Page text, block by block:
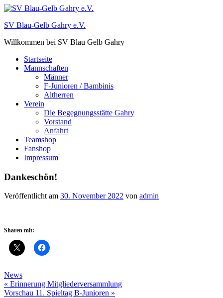
Zum
springen
SV Blau-Gelb Gahry e.V.
Willkommen bei SV Blau Gelb Gahry
Startseite
Mannschaften
Männer
F-Junioren / Bambinis
Altherren
Verein
Die Begegnungsstätte Gahry
Vorstand
Anfahrt
Teamshop
Fanshop
Impressum
Dankeschön!
Veröffentlicht am 30. November 2022 von admin
Sharen mit:
News
Beitragsnavigation
« Erinnerung Mitgliederversammlung
Vorschau 11. Spieltag B-Junioren »